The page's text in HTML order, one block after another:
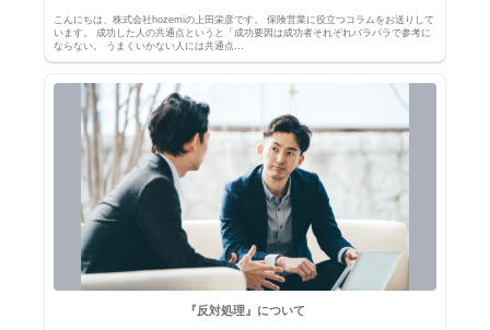
こんにちは、株式会社hozemiの上田栄彦です。 保険営業に役立つコラムをお送りして
います。 成功した人の共通点というと「成功要因は成功者それぞれバラバラで参考に
ならない。 うまくいかない人には共通点…
『反対処理』について